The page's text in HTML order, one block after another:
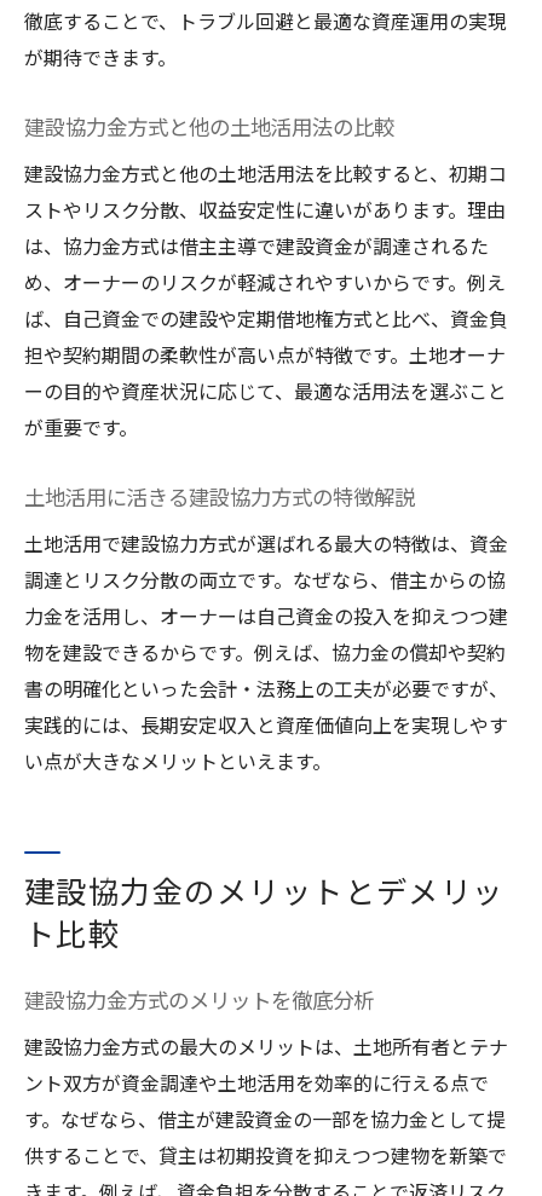
徹底することで、トラブル回避と最適な資産運用の実現
が期待できます。
建設協力金方式と他の土地活用法の比較
建設協力金方式と他の土地活用法を比較すると、初期コ
ストやリスク分散、収益安定性に違いがあります。理由
は、協力金方式は借主主導で建設資金が調達されるた
め、オーナーのリスクが軽減されやすいからです。例え
ば、自己資金での建設や定期借地権方式と比べ、資金負
担や契約期間の柔軟性が高い点が特徴です。土地オーナ
ーの目的や資産状況に応じて、最適な活用法を選ぶこと
が重要です。
土地活用に活きる建設協力方式の特徴解説
土地活用で建設協力方式が選ばれる最大の特徴は、資金
調達とリスク分散の両立です。なぜなら、借主からの協
力金を活用し、オーナーは自己資金の投入を抑えつつ建
物を建設できるからです。例えば、協力金の償却や契約
書の明確化といった会計・法務上の工夫が必要ですが、
実践的には、長期安定収入と資産価値向上を実現しやす
い点が大きなメリットといえます。
建設協力金のメリットとデメリッ
ト比較
建設協力金方式のメリットを徹底分析
建設協力金方式の最大のメリットは、土地所有者とテナ
ント双方が資金調達や土地活用を効率的に行える点で
す。なぜなら、借主が建設資金の一部を協力金として提
供することで、貸主は初期投資を抑えつつ建物を新築で